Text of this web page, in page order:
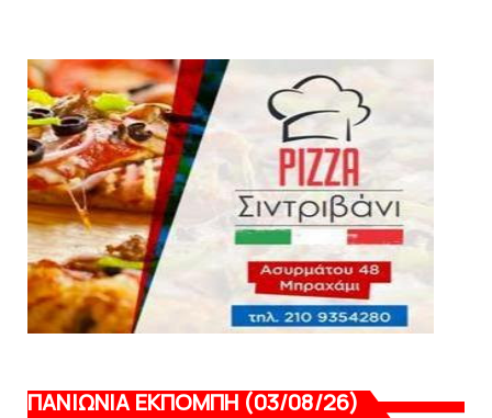
KARA TALKS
«Kara Talks» LIVE: Παρασκευή στις 21:00
August 06, 2026
ΠΑΝΙΩΝΙΑ ΕΚΠΟΜΠΗ (03/08/26)